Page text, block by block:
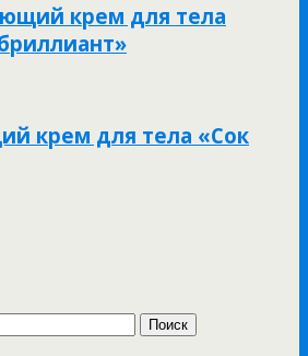
крем для тела
крем для тела «Сок